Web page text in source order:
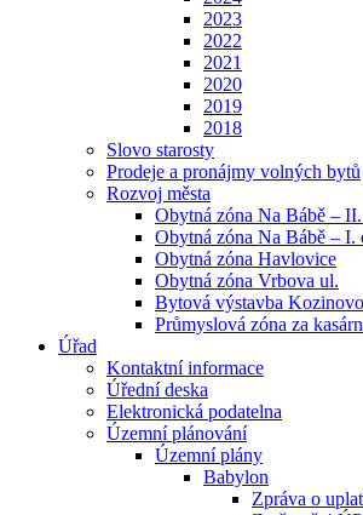
2023
2022
2021
2020
2019
2018
Slovo starosty
Prodeje a pronájmy volných bytů
Rozvoj města
Obytná zóna Na Bábě – II.
Obytná zóna Na Bábě – I.
Obytná zóna Havlovice
Obytná zóna Vrbova ul.
Bytová výstavba
Průmyslová zóna za
Úřad
Kontaktní informace
Úřední deska
Elektronická podatelna
Územní plánování
Územní plány
Babylon
Zpráva o